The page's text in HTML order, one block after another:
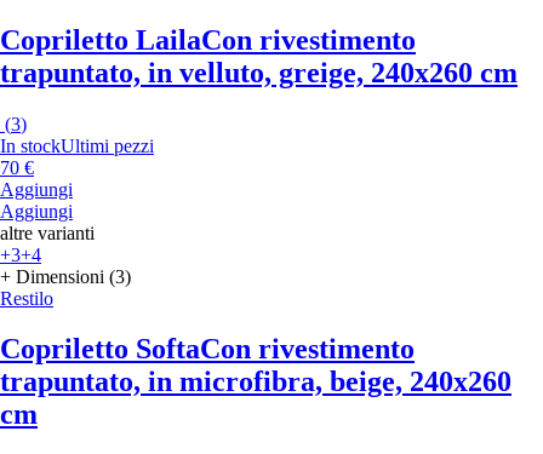
Copriletto LailaCon rivestimento
trapuntato, in velluto, greige, 240x260 cm
(3)
In stockUltimi pezzi
70 €
Aggiungi
Aggiungi
altre varianti
+3+4
+ Dimensioni (3)
Restilo
Copriletto SoftaCon rivestimento
trapuntato, in microfibra, beige, 240x260
cm